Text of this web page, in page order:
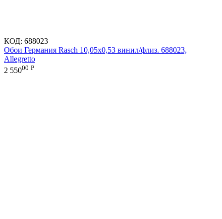
КОД: 688023
Обои Германия Rasch 10,05x0,53 винил/флиз. 688023,
Allegretto
2 55000 Р